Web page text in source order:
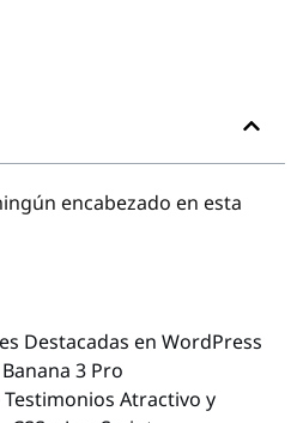
encabezado en esta
Destacadas en WordPress
3 Pro
Atractivo y